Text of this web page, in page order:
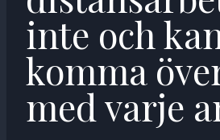
inte och
komma
med varje